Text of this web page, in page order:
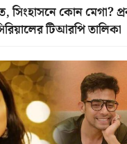
কোন মেগা?
টিআরপি তালিকা